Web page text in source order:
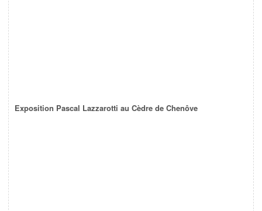
Exposition Pascal Lazzarotti au Cèdre de Chenôve